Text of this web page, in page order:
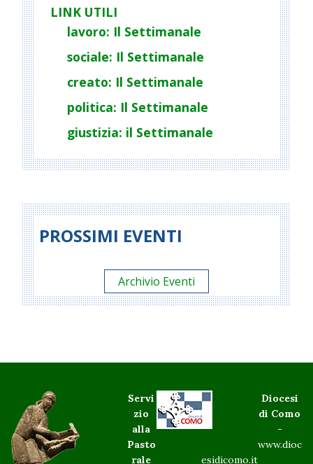
LINK UTILI
lavoro: Il Settimanale
sociale: Il Settimanale
creato: Il Settimanale
politica: Il Settimanale
giustizia: il Settimanale
PROSSIMI EVENTI
Archivio Eventi
Servi
zio
alla
Pasto
rale
Diocesi
di Como
-
www.dioc
esidicomo.it